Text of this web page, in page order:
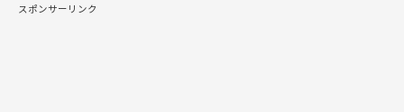
スポンサーリンク